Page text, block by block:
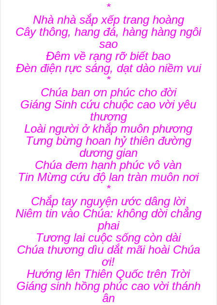
*
Nhà nhà sắp xếp trang hoàng
Cây thông, hang đá, hàng hàng ngôi
sao
Đêm về rạng rỡ biết bao
Đèn điện rực sáng, dạt dào niềm vui
*
Chúa ban ơn phúc cho đời
Giáng Sinh cứu chuộc cao vời yêu
thương
Loài người ở khắp muôn phương
Tưng bừng hoan hỷ thiên đường
dương gian
Chúa đem hạnh phúc vô vàn
Tin Mừng cứu độ lan tràn muôn nơi
*
Chắp tay nguyện ước dâng lời
Niêm tin vào Chúa: không dời chẳng
phai
Tương lai cuộc sống còn dài
Chúa thương dìu dắt mãi hoài Chúa
ơi!
Hướng lên Thiên Quốc trên Trời
Giáng sinh hồng phúc cao vời thánh
ân